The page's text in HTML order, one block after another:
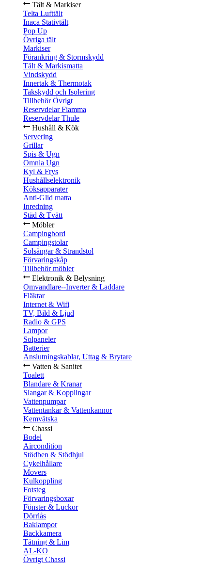
Tält & Markiser
Telta Lufttält
Inaca Stativtält
Pop Up
Övriga tält
Markiser
Förankring & Stormskydd
Tält & Markismatta
Vindskydd
Innertak & Thermotak
Takskydd och Isolering
Tillbehör Övrigt
Reservdelar Fiamma
Reservdelar Thule
Hushåll & Kök
Servering
Grillar
Spis & Ugn
Omnia Ugn
Kyl & Frys
Hushållselektronik
Köksapparater
Anti-Glid matta
Inredning
Städ & Tvätt
Möbler
Campingbord
Campingstolar
Solsängar & Strandstol
Förvaringskåp
Tillbehör möbler
Elektronik & Belysning
Omvandlare--Inverter & Laddare
Fläktar
Internet & Wifi
TV, Bild & Ljud
Radio & GPS
Lampor
Solpaneler
Batterier
Anslutningskablar, Uttag & Brytare
Vatten & Sanitet
Toalett
Blandare & Kranar
Slangar & Kopplingar
Vattenpumpar
Vattentankar & Vattenkannor
Kemvätska
Chassi
Bodel
Aircondition
Stödben & Stödhjul
Cykelhållare
Movers
Kulkoppling
Fotsteg
Förvaringsboxar
Fönster & Luckor
Dörrlås
Baklampor
Backkamera
Tätning & Lim
AL-KO
Övrigt Chassi